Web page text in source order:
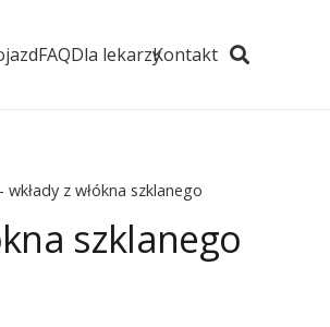
FAQDla lekarzyKontakt
wkłady z włókna szklanego
szklanego